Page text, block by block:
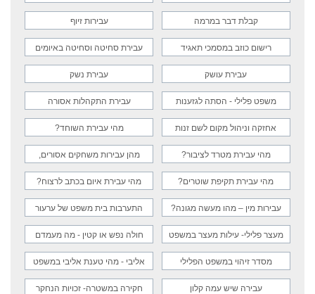
קבלת דבר במרמה עבירות זיוף
רישום כוזב במסמכי תאגיד עבירת סחיטה וסחיטה באיומים
עבירת עושק עבירת נשק
משפט פלילי - הסתה לגזענות עבירת התקהלות אסורה
אחזקה וניהול מקום לשם זנות מהי עבירת השוחד?
מהי עבירת מטרד לציבור?
מהן עבירות משחקים אסורים,
הגרלות והימורים?
מהי עבירת תקיפת שוטרים?
מהי עבירת איום בכתב לרצוח?
עבירות מין – מהו מעשה מגונה? התערבות בית משפט של ערעור
מעצר פלילי- עילות מעצר במשפט
הפלילי
חולה נפש או קטין - מה מעמדם
במשפט הפלילי?
מסדר זיהוי במשפט הפלילי
אליבי - מהי טענת אליבי במשפט
הפלילי?
עבירה שיש עמה קלון
חקירה במשטרה- זכויות הנחקר